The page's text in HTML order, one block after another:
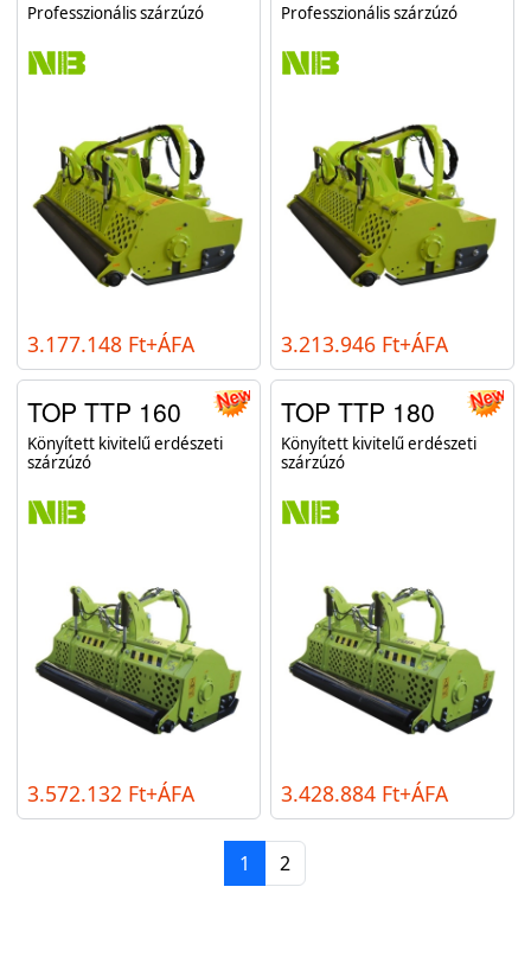
Professzionális szárzúzó
3.177.148 Ft+ÁFA
Professzionális szárzúzó
3.213.946 Ft+ÁFA
TOP TTP 160
Könyített kivitelű erdészeti
szárzúzó
3.572.132 Ft+ÁFA
TOP TTP 180
Könyített kivitelű erdészeti
szárzúzó
3.428.884 Ft+ÁFA
1 2